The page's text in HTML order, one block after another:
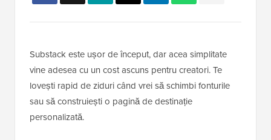
Substack este ușor de început, dar acea simplitate
vine adesea cu un cost ascuns pentru creatori. Te
lovești rapid de ziduri când vrei să schimbi fonturile
sau să construiești o pagină de destinație
personalizată.